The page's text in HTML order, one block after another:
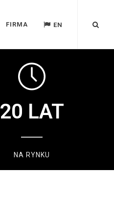
FIRMA EN
20 LAT
NA RYNKU